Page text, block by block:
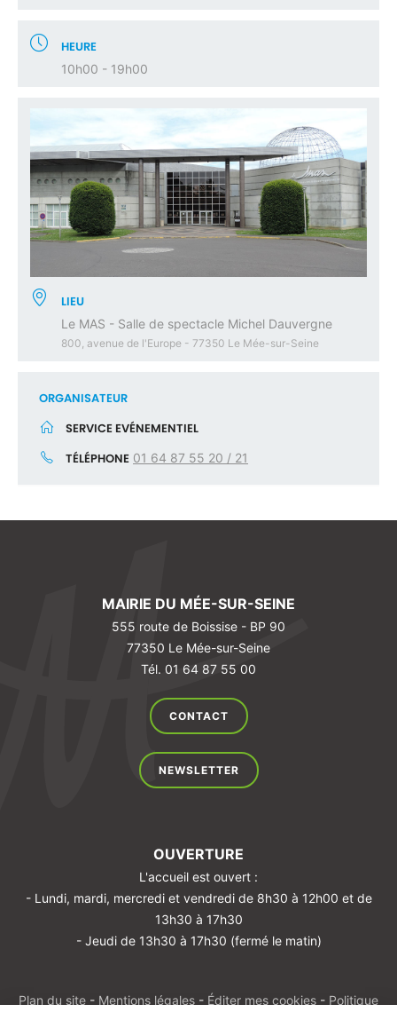
HEURE
10h00 - 19h00
LIEU
Le MAS - Salle de spectacle Michel Dauvergne
800, avenue de l'Europe - 77350 Le Mée-sur-Seine
ORGANISATEUR
SERVICE EVÉNEMENTIEL
TÉLÉPHONE 01 64 87 55 20 / 21
MAIRIE DU MÉE-SUR-SEINE
555 route de Boissise - BP 90
77350 Le Mée-sur-Seine
Tél. 01 64 87 55 00
CONTACT
NEWSLETTER
OUVERTURE
L'accueil est ouvert :
- Lundi, mardi, mercredi et vendredi de 8h30 à 12h00 et de
13h30 à 17h30
- Jeudi de 13h30 à 17h30 (fermé le matin)
Plan du site - Mentions légales - Éditer mes cookies - Politique